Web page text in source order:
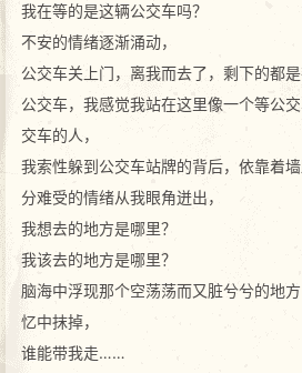
我在等的是这辆公交车吗？
不安的情绪逐渐涌动，
公交车关上门，离我而去了，剩下的都
公交车，我感觉我站在这里像一个等公
交车的人，
我索性躲到公交车站牌的背后，依靠着
分难受的情绪从我眼角迸出，
我想去的地方是哪里？
我该去的地方是哪里？
脑海中浮现那个空荡荡而又脏兮兮的地
忆中抹掉，
谁能带我走……